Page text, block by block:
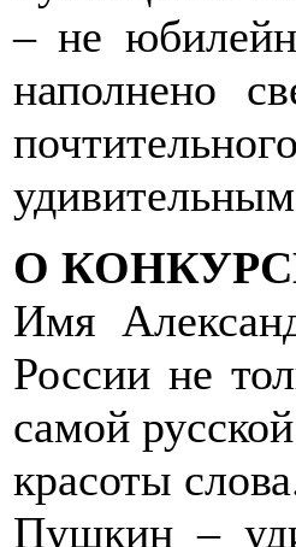
– не
наполнено
О
Имя
России не
самой
красоты
Пушкин –